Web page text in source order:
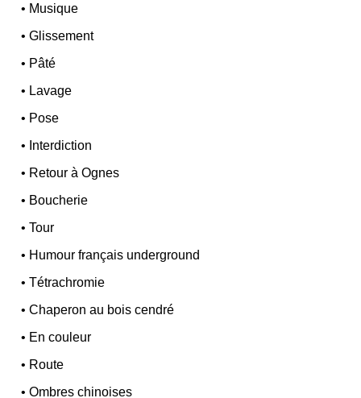
• Musique
•Glissement
• Pâté
• Lavage
• Pose
• Interdiction
• Retour à Ognes
• Boucherie
•Tour
• Humour français underground
•Tétrachromie
•Chaperon au bois cendré
• En couleur
• Route
•Ombres chinoises